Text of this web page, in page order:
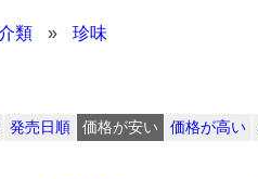
類 » 珍味
発売日順 価格が安い 価格が高い